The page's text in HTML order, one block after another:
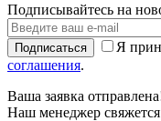
Подписывайтесь на
Подписаться Я
соглашения.
Ваша заявка
Наш менеджер